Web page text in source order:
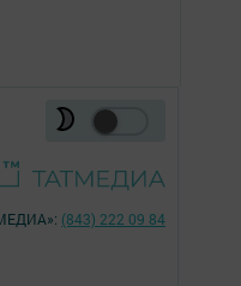
(843) 222 09 84